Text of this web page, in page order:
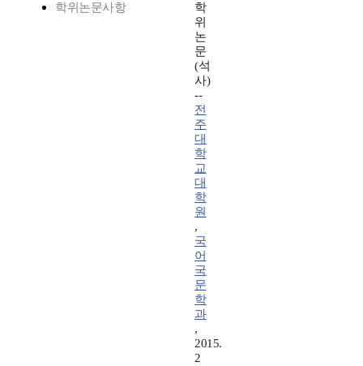
학위논문사항
학
위
논
문
(석
사)
--
전
주
대
학
교
대
학
원
,
국
어
국
문
학
과
,
2015.
2